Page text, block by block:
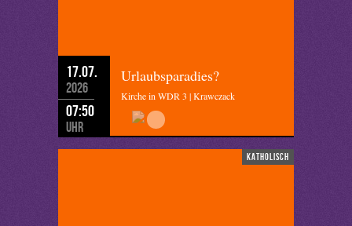
17.07.
2026
07:50
Uhr
Urlaubsparadies?
Kirche in WDR 3 | Krawczack
katholisch